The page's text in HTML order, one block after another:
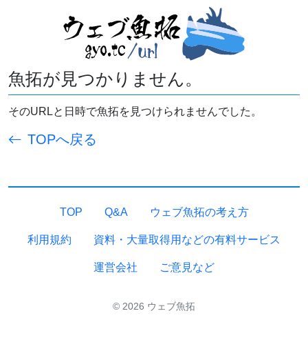
魚拓が見つかりません。
そのURLと日時で魚拓を見つけられませんでした。
TOPへ戻る
TOP Q&A ウェブ魚拓の考え方
利用規約 資料・大量取得用などの有料サービス
運営会社 ご意見など
© 2026 ウェブ魚拓